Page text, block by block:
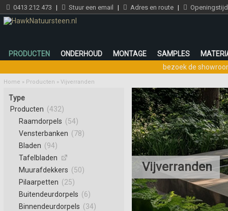
0413 212 473 | Stuur een email | Adres en route |
PRODUCTEN ONDERHOUD MONTAGE SAMPLES
bezoek de
Home » Producten » Vijverranden
Vijverranden
Type
Producten (432)
Raamdorpels (54)
Vensterbanken (78)
Bladen (94)
Tafelbladen
Muurafdekkers (50)
Pilaarpetten (25)
Buitendeurdorpels (6)
Binnendeurdorpels (34)